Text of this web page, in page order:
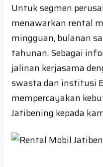
Untuk segmen
menawarkan rental
mingguan, bulanan
tahunan. Sebagai
jalinan kerjasama
swasta dan institusi
mempercayakan
Jatibening kepada